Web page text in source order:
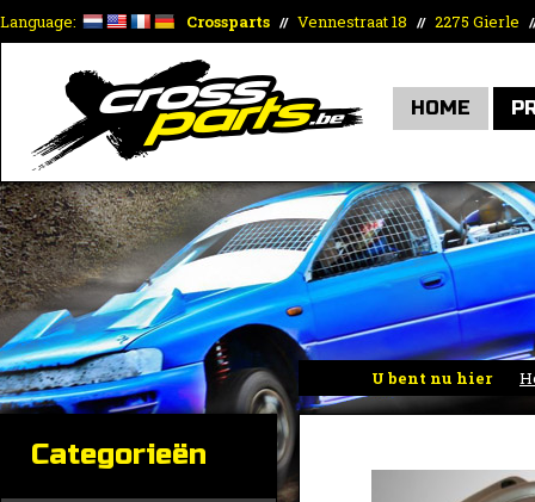
Language: Crossparts // Vennestraat 18 // 2275 Gierle
HOME
U bent nu hier
Categorieën